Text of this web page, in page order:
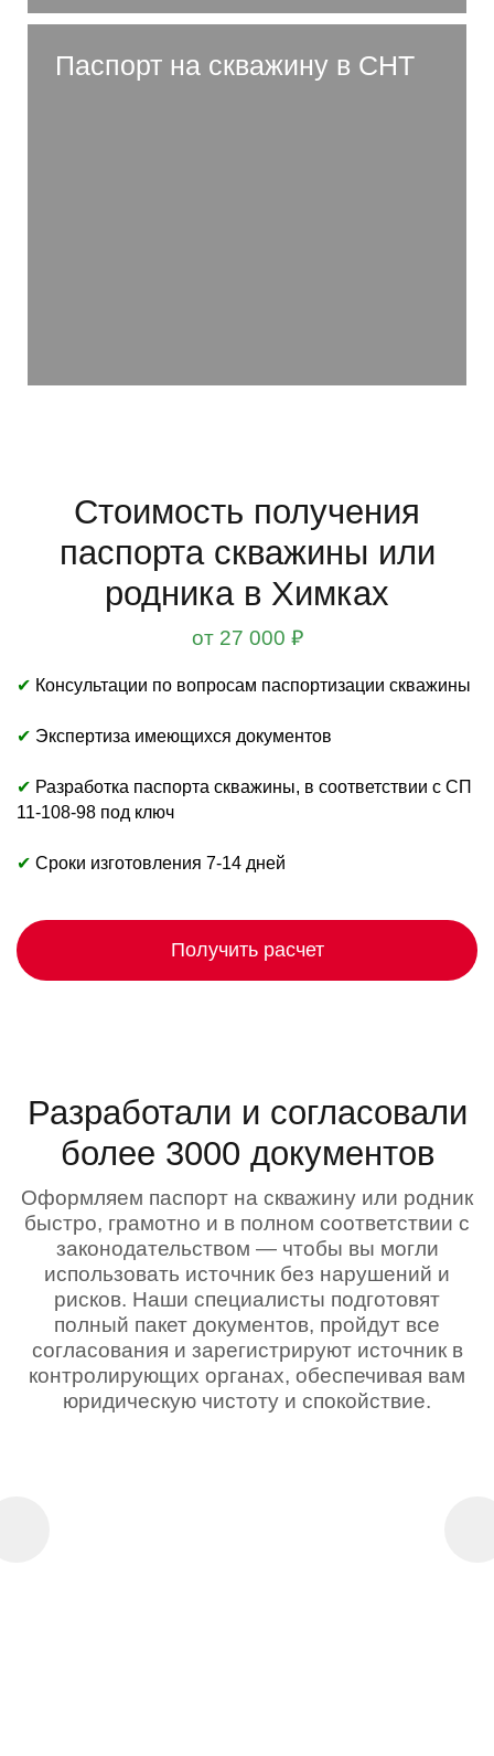
Паспорт на скважину в СНТ
Стоимость получения
паспорта скважины или
родника в Химках
от 27 000 ₽
✔ Консультации по вопросам паспортизации скважины
✔ Экспертиза имеющихся документов
✔ Разработка паспорта скважины, в соответствии с СП
11-108-98 под ключ
✔ Сроки изготовления 7-14 дней
Получить расчет
Разработали и согласовали
более 3000 документов
Оформляем паспорт на скважину или родник
быстро, грамотно и в полном соответствии с
законодательством — чтобы вы могли
использовать источник без нарушений и
рисков. Наши специалисты подготовят
полный пакет документов, пройдут все
согласования и зарегистрируют источник в
контролирующих органах, обеспечивая вам
юридическую чистоту и спокойствие.